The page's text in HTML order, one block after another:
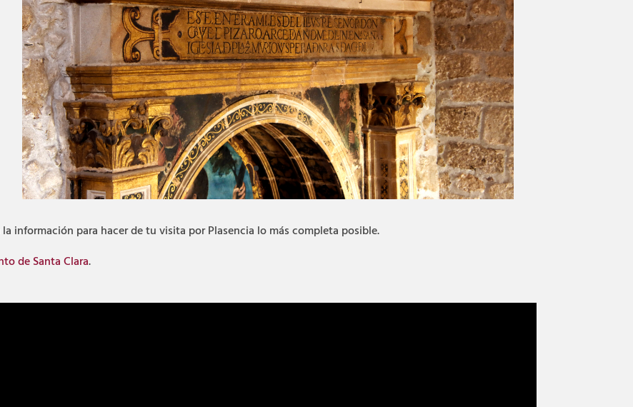
información para hacer de tu visita por Plasencia lo más completa posible.
de Santa Clara.